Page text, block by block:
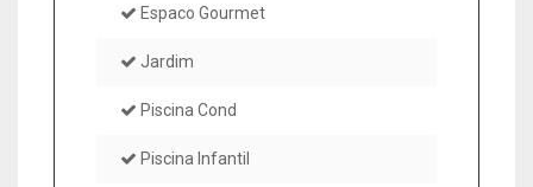
Espaco Gourmet
Jardim
Piscina Cond
Piscina Infantil